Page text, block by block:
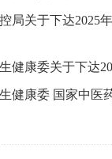
局关于下达2025
健康委关于下达
健康委 国家中医